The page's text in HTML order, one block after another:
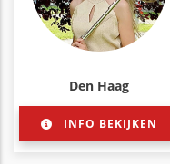
Den Haag
INFO BEKIJKEN